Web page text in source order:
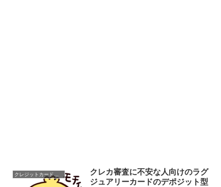
クレカ審査に不安な人向けのラグ
ジュアリーカードのデポジット型